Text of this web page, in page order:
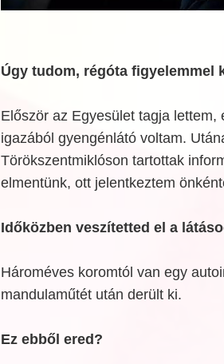
Úgy tudom, régóta figyelemmel
Először az Egyesület tagja lettem,
igazából gyengénlátó voltam.
Törökszentmiklóson tartottak
elmentünk, ott jelentkeztem
Időközben veszítetted el a
Hároméves koromtól van egy
mandulaműtét után derült ki.
Ez ebből ered?